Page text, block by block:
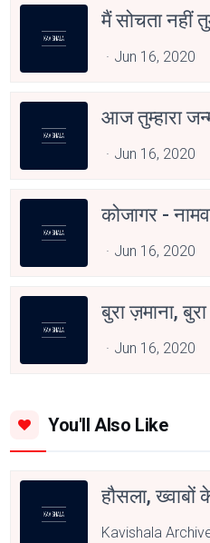
मैं सोचता नहीं
Jun 16, 2020
आज तुम्हारा
Jun 16, 2020
कोजागर -
Jun 16, 2020
बुरा ज़माना,
Jun 16, 2020
You'll Also Like
हौसला,
Kavishala